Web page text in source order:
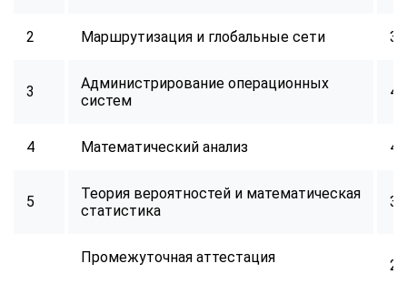
2 Маршрутизация и глобальные сети 32
3
Администрирование операционных
систем
40
4 Математический анализ 40
5
Теория вероятностей и математическая
статистика
32
Промежуточная аттестация 2